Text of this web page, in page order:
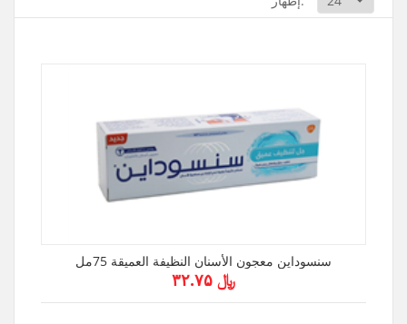
سنسوداين معجون الأسنان النظيفة العميقة 75مل
﷼ ۳۲.۷۵